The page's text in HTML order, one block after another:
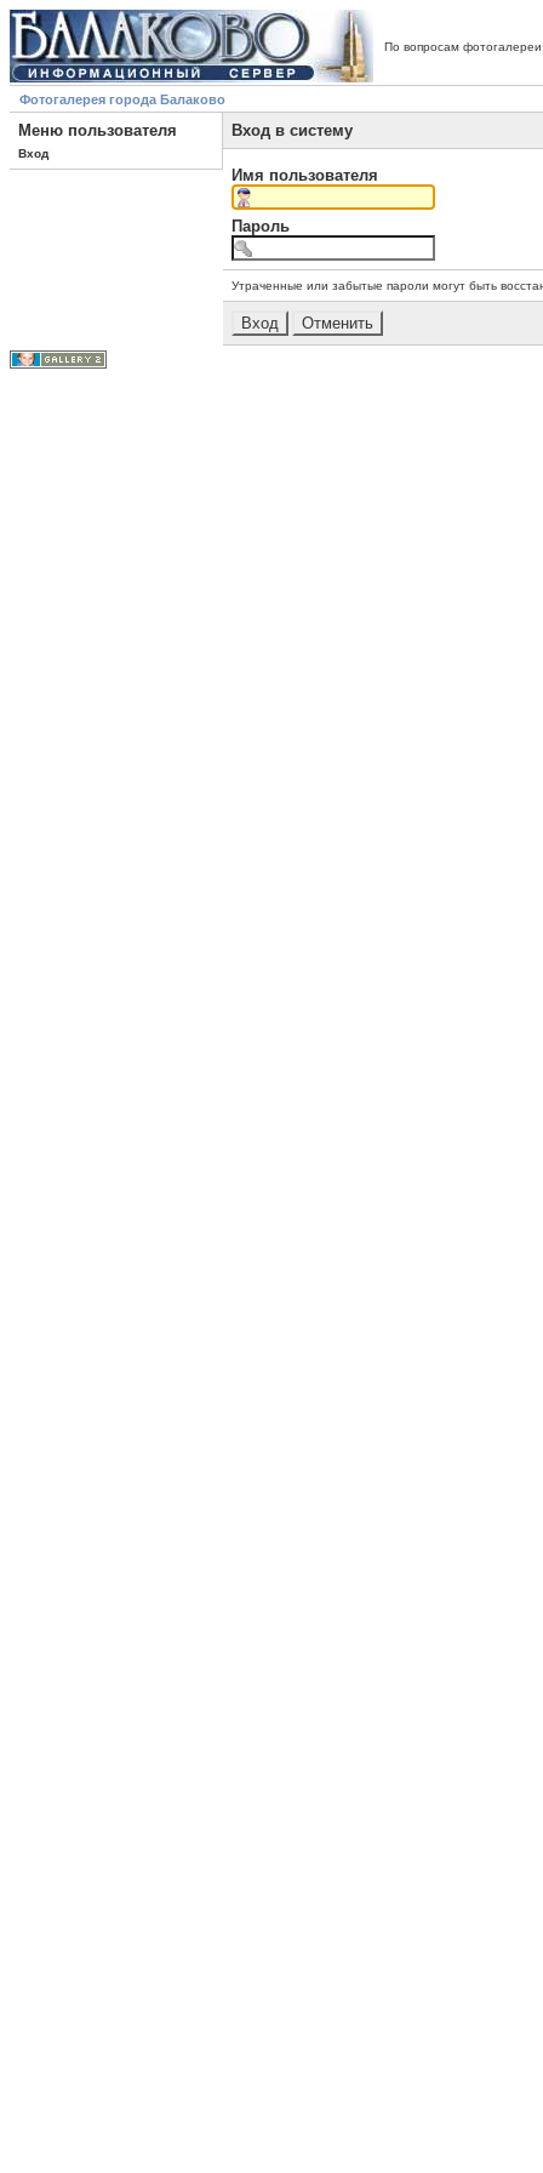
По вопросам
Фотогалерея города Балаково
Меню пользователя
Вход
Вход в систему
Имя пользователя
Пароль
Утраченные или забытые пароли могут быть